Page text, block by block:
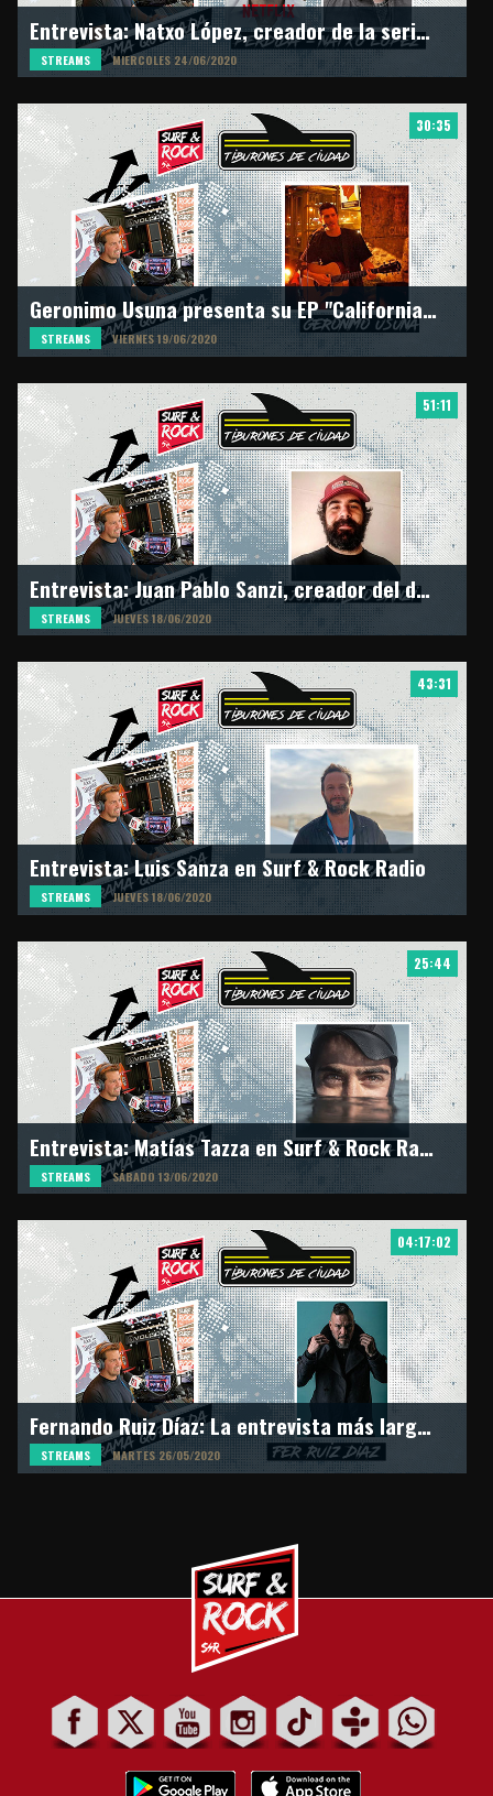
Entrevista: Natxo López, creador de la serie "Perdida" en Netflix
STREAMS MIERCOLES 24/06/2020
30:35
Geronimo Usuna presenta su EP "California Way" en Surf & Rock Radio
STREAMS VIERNES 19/06/2020
51:11
Entrevista: Juan Pablo Sanzi, creador del documental "In Your Honor"
STREAMS JUEVES 18/06/2020
43:31
Entrevista: Luis Sanza en Surf & Rock Radio
STREAMS JUEVES 18/06/2020
25:44
Entrevista: Matías Tazza en Surf & Rock Radio
STREAMS SÁBADO 13/06/2020
04:17:02
Fernando Ruiz Díaz: La entrevista más larga de la historia de la radio
STREAMS MARTES 26/05/2020